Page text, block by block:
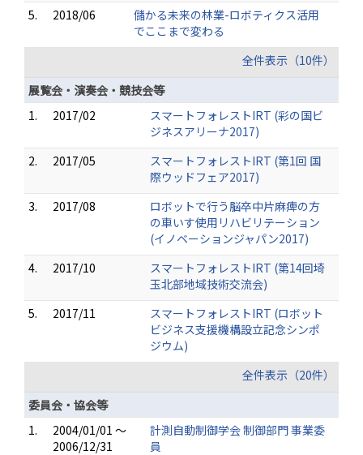
5.
2018/06
儲かる未来の林業-ロボティクス活用
でここまで変わる
全件表示（10件）
展覧会・演奏会・競技会等
1.
2017/02
スマートフォレストIRT (彩の国ビ
ジネスアリーナ2017)
2.
2017/05
スマートフォレストIRT (第1回 国
際ウッドフェア2017)
3.
2017/08
ロボットで行う脳卒中片麻痺の方
の車いす使用リハビリテーション
(イノベーションジャパン2017)
4.
2017/10
スマートフォレストIRT (第14回埼
玉北部地域技術交流会)
5.
2017/11
スマートフォレストIRT (ロボット
ビジネス支援機構設立記念シンポ
ジウム)
全件表示（20件）
委員会・協会等
1.
2004/01/01 ～
2006/12/31
計測自動制御学会 制御部門 事業委
員